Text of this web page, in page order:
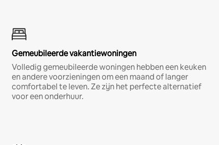
Gemeubileerde vakantiewoningen
Volledig gemeubileerde woningen hebben een keuken
en andere voorzieningen om een maand of langer
comfortabel te leven. Ze zijn het perfecte alternatief
voor een onderhuur.